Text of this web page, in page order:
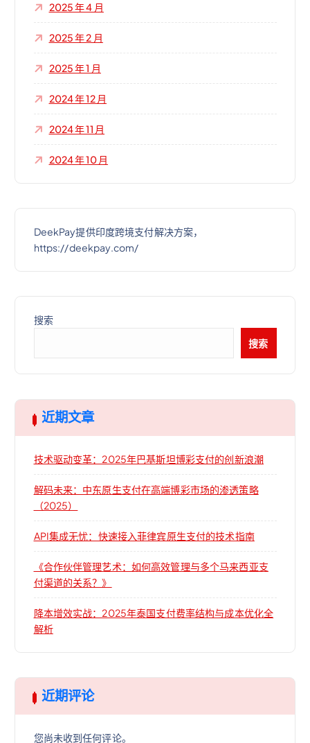
2025 年 4 月
2025 年 2 月
2025 年 1 月
2024 年 12 月
2024 年 11 月
2024 年 10 月
DeekPay提供印度跨境支付解决方案，
https://deekpay.com/
搜索
搜索
近期文章
技术驱动变革：2025年巴基斯坦博彩支付的创新浪潮
解码未来：中东原生支付在高端博彩市场的渗透策略
（2025）
API集成无忧：快速接入菲律宾原生支付的技术指南
《合作伙伴管理艺术：如何高效管理与多个马来西亚支
付渠道的关系？》
降本增效实战：2025年泰国支付费率结构与成本优化全
解析
近期评论
您尚未收到任何评论。